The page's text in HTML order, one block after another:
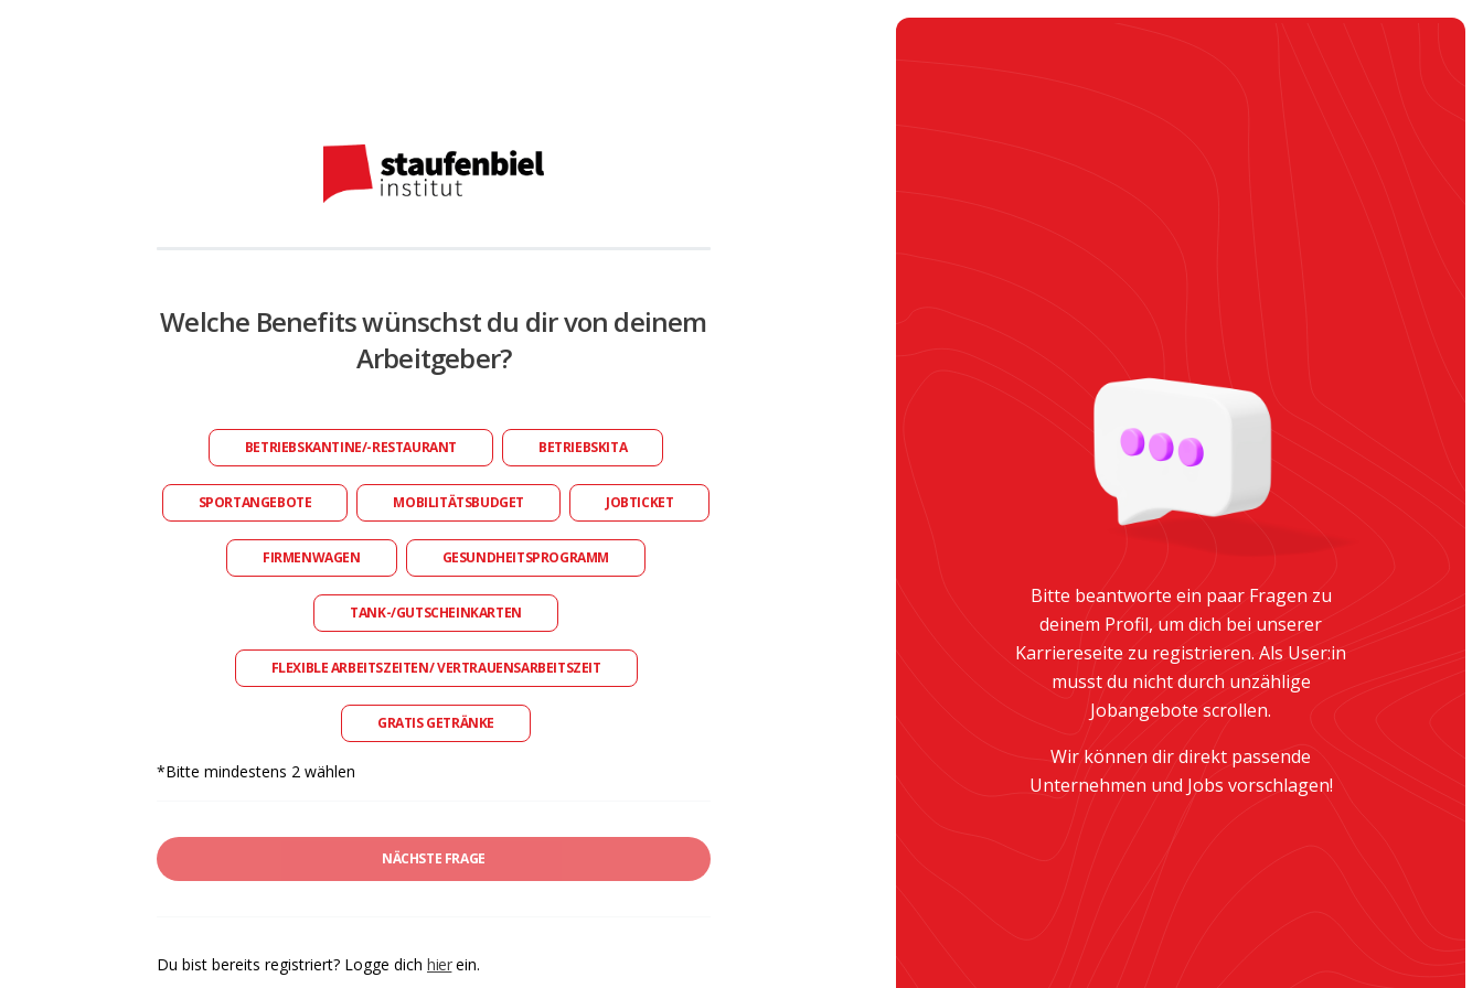
Welche Benefits wünschst du dir von deinem
Arbeitgeber?
BETRIEBSKANTINE/-RESTAURANT BETRIEBSKITA
SPORTANGEBOTE MOBILITÄTSBUDGET JOBTICKET
FIRMENWAGEN GESUNDHEITSPROGRAMM
TANK-/GUTSCHEINKARTEN
FLEXIBLE ARBEITSZEITEN/ VERTRAUENSARBEITSZEIT
GRATIS GETRÄNKE
*Bitte mindestens 2 wählen
NÄCHSTE FRAGE
Du bist bereits registriert? Logge dich hierein.
Bitte beantworte ein paar Fragen zu
deinem Profil, um dich bei unserer
Karriereseite zu registrieren. Als User:in
musst du nicht durch unzählige
Jobangebote scrollen.
Wir können dir direkt passende
Unternehmen und Jobs vorschlagen!